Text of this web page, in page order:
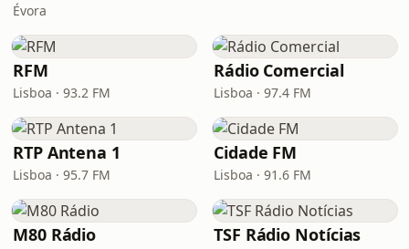
Évora
RFM
Lisboa · 93.2 FM
Rádio Comercial
Lisboa · 97.4 FM
RTP Antena 1
Lisboa · 95.7 FM
Cidade FM
Lisboa · 91.6 FM
M80 Rádio TSF Rádio Notícias